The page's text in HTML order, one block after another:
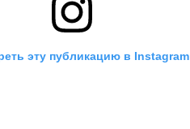
эту публикацию в Instagram